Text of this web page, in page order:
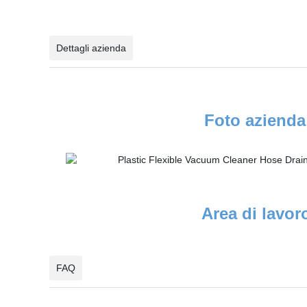
Dettagli azienda
Foto azienda
Area di
FAQ